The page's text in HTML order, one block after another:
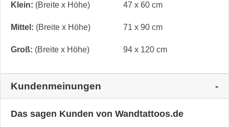
Klein: (Breite x Höhe) 47 x 60 cm
Mittel: (Breite x Höhe) 71 x 90 cm
Groß: (Breite x Höhe) 94 x 120 cm
Kundenmeinungen
Das sagen Kunden von Wandtattoos.de